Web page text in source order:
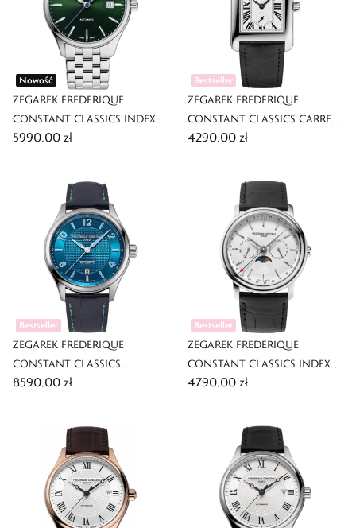
Nowość
ZEGAREK FREDERIQUE
CONSTANT CLASSICS INDEX
AUTOMATIC
5990,00 zł
Bestseller
ZEGAREK FREDERIQUE
CONSTANT CLASSICS CARREE
SMALL SECONDS
4290,00 zł
Bestseller
ZEGAREK FREDERIQUE
CONSTANT CLASSICS
RUNABOUT AUTOMATIC
8590,00 zł
Bestseller
ZEGAREK FREDERIQUE
CONSTANT CLASSICS INDEX
BUSINESS TIMER
4790,00 zł